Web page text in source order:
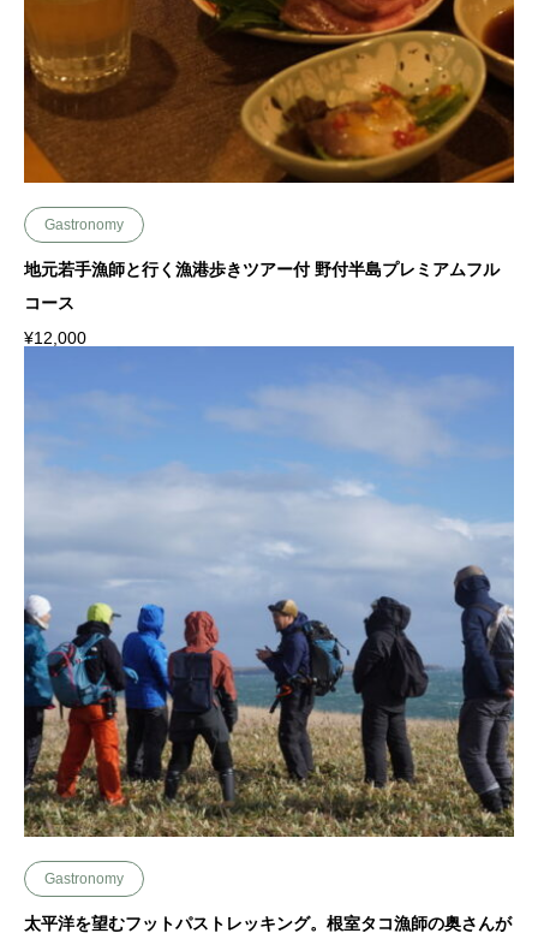
Gastronomy
地元若手漁師と行く漁港歩きツアー付 野付半島プレミアムフル
コース
¥12,000
Gastronomy
太平洋を望むフットパストレッキング。根室タコ漁師の奥さんが